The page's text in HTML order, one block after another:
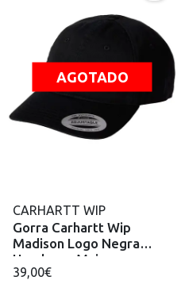
AGOTADO
CARHARTT WIP
Gorra Carhartt Wip
Madison Logo Negra
Hombre y Mujer
39,00€